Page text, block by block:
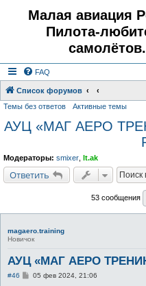
Малая авиация
Пилота-
FAQ
Список форумов
Темы без ответов Активные темы
АУЦ «МАГ АЕРО
Модераторы: smixer lt.ak
Ответить
53 сообщения
magaero.training
Новичок
АУЦ «МАГ АЕРО
#46
С05 фев 2024, 21:06